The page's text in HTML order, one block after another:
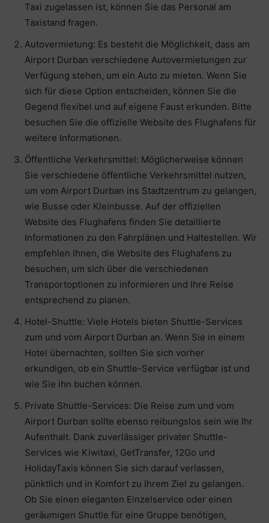
Taxi zugelassen ist, können Sie das Personal am
Taxistand fragen.
Autovermietung: Es besteht die Möglichkeit, dass am
Airport Durban verschiedene Autovermietungen zur
Verfügung stehen, um ein Auto zu mieten. Wenn Sie
sich für diese Option entscheiden, können Sie die
Gegend flexibel und auf eigene Faust erkunden. Bitte
besuchen Sie die offizielle Website des Flughafens für
weitere Informationen.
Öffentliche Verkehrsmittel: Möglicherweise können
Sie verschiedene öffentliche Verkehrsmittel nutzen,
um vom Airport Durban ins Stadtzentrum zu gelangen,
wie Busse oder Kleinbusse. Auf der offiziellen
Website des Flughafens finden Sie detaillierte
Informationen zu den Fahrplänen und Haltestellen. Wir
empfehlen Ihnen, die Website des Flughafens zu
besuchen, um sich über die verschiedenen
Transportoptionen zu informieren und Ihre Reise
entsprechend zu planen.
Hotel-Shuttle: Viele Hotels bieten Shuttle-Services
zum und vom Airport Durban an. Wenn Sie in einem
Hotel übernachten, sollten Sie sich vorher
erkundigen, ob ein Shuttle-Service verfügbar ist und
wie Sie ihn buchen können.
Private Shuttle-Services: Die Reise zum und vom
Airport Durban sollte ebenso reibungslos sein wie Ihr
Aufenthalt. Dank zuverlässiger privater Shuttle-
Services wie Kiwitaxi, GetTransfer, 12Go und
HolidayTaxis können Sie sich darauf verlassen,
pünktlich und in Komfort zu Ihrem Ziel zu gelangen.
Ob Sie einen eleganten Einzelservice oder einen
geräumigen Shuttle für eine Gruppe benötigen,